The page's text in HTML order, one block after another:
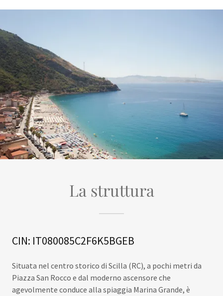
La struttura
CIN: IT080085C2F6K5BGEB
Situata nel centro storico di Scilla (RC), a pochi metri da
Piazza San Rocco e dal moderno ascensore che
agevolmente conduce alla spiaggia Marina Grande, è